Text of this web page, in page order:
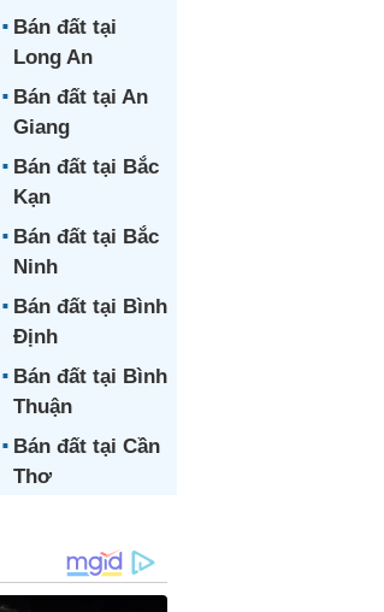
Bán đất tại
Long An
Bán đất tại An
Giang
Bán đất tại Bắc
Kạn
Bán đất tại Bắc
Ninh
Bán đất tại Bình
Định
Bán đất tại Bình
Thuận
Bán đất tại Cần
Thơ